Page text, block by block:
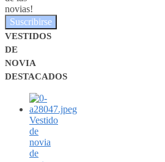
novias!
Suscribirse
VESTIDOS
DE
NOVIA
DESTACADOS
Vestido
de
novia
de